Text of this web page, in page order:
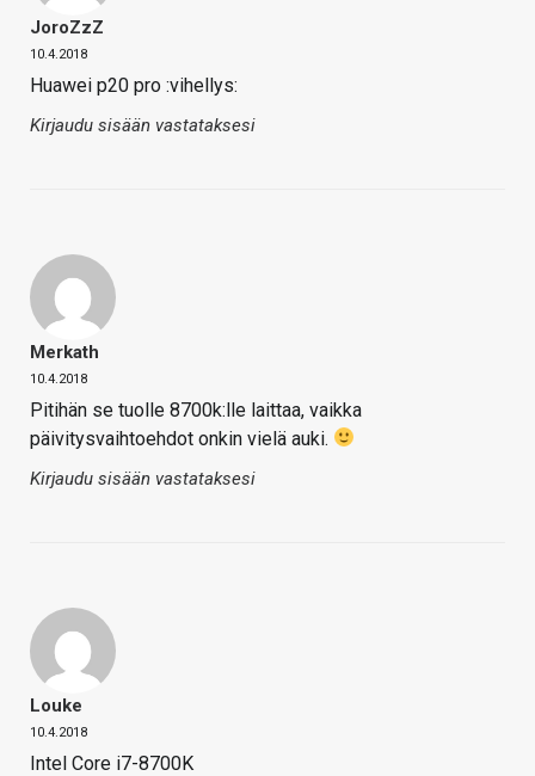
JoroZzZ
10.4.2018
Huawei p20 pro :vihellys:
Kirjaudu sisään vastataksesi
Merkath
10.4.2018
Pitihän se tuolle 8700k:lle laittaa, vaikka
päivitysvaihtoehdot onkin vielä auki.
Kirjaudu sisään vastataksesi
Louke
10.4.2018
Intel Core i7-8700K